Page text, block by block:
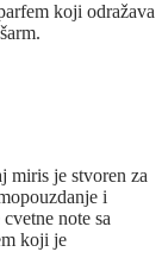
koji odražava
miris je stvoren za
i
note sa
koji je